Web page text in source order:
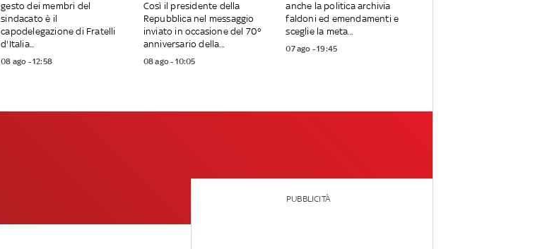
gesto dei membri del
sindacato è il
capodelegazione di Fratelli
d'Italia...
08 ago - 12:58
Così il presidente della
Repubblica nel messaggio
inviato in occasione del 70°
anniversario della...
08 ago - 10:05
anche la politica archivia
faldoni ed emendamenti e
sceglie la meta...
07 ago - 19:45
PUBBLICITÀ